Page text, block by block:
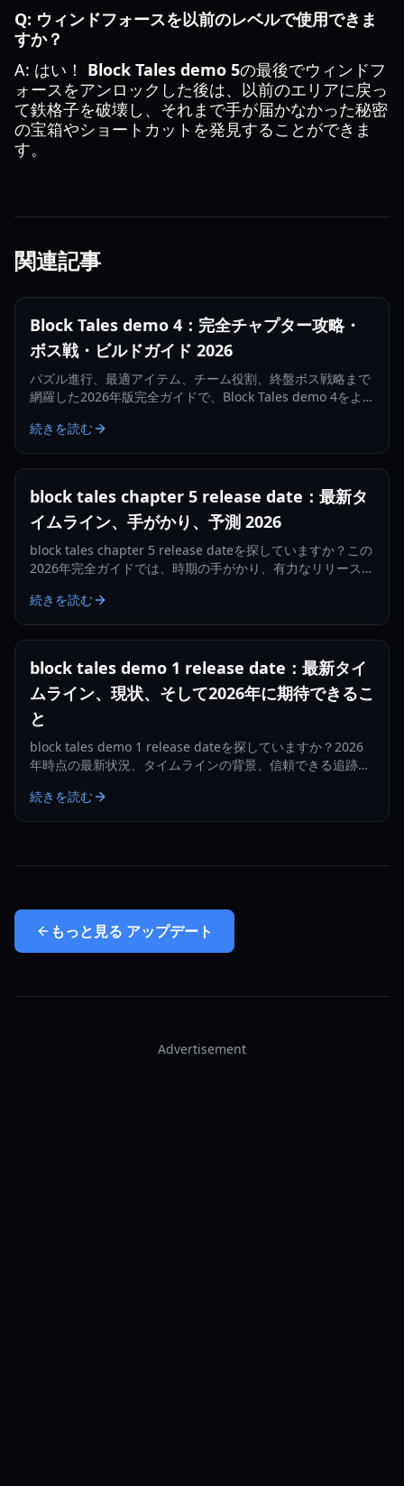
Q: ウィンドフォースを以前のレベルで使用できま
すか？
A: はい！ Block Tales demo 5の最後でウィンドフ
ォースをアンロックした後は、以前のエリアに戻っ
て鉄格子を破壊し、それまで手が届かなかった秘密
の宝箱やショートカットを発見することができま
す。
関連記事
Block Tales demo 4：完全チャプター攻略・
ボス戦・ビルドガイド 2026
パズル進行、最適アイテム、チーム役割、終盤ボス戦略まで
網羅した2026年版完全ガイドで、Block Tales demo 4をよ
続きを読む
block tales chapter 5 release date：最新タ
イムライン、手がかり、予測 2026
block tales chapter 5 release dateを探していますか？この
2026年完全ガイドでは、時期の手がかり、有力なリリース期
続きを読む
block tales demo 1 release date：最新タイ
ムライン、現状、そして2026年に期待できるこ
と
block tales demo 1 release dateを探していますか？2026
年時点の最新状況、タイムラインの背景、信頼できる追跡方
す。
続きを読む
もっと見る アップデート
Advertisement